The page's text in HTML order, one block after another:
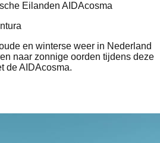
Eilanden AIDAcosma
en winterse weer in Nederland
naar zonnige oorden tijdens deze
de AIDAcosma.